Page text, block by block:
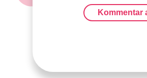
Kommentar